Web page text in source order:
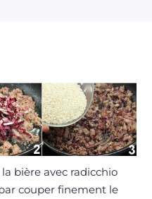
bière avec radicchio
couper finement le